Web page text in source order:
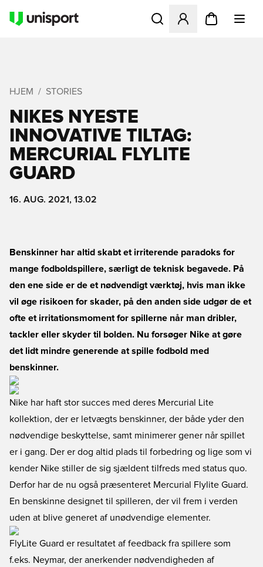
Åbner en Modal til at
HJEM STORIES
NIKES NYESTE
INNOVATIVE TILTAG:
MERCURIAL FLYLITE
GUARD
16. AUG. 2021, 13.02
Benskinner har altid skabt et irriterende paradoks for
mange fodboldspillere, særligt de teknisk begavede. På
den ene side er de et nødvendigt værktøj, hvis man ikke
vil øge risikoen for skader, på den anden side udgør de et
ofte et irritationsmoment for spillerne når man dribler,
tackler eller skyder til bolden. Nu forsøger Nike at gøre
det lidt mindre generende at spille fodbold med
benskinner.
Nike har haft stor succes med deres Mercurial Lite
kollektion, der er letvægts benskinner, der både yder den
nødvendige beskyttelse, samt minimerer gener når spillet
er i gang. Der er dog altid plads til forbedring og lige som vi
kender Nike stiller de sig sjældent tilfreds med status quo.
Derfor har de nu også præsenteret Mercurial Flylite Guard.
En benskinne designet til spilleren, der vil frem i verden
uden at blive generet af unødvendige elementer.
FlyLite Guard er resultatet af feedback fra spillere som
f.eks. Neymar, der anerkender nødvendigheden af